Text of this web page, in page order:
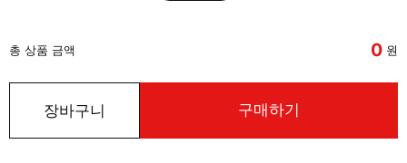
총 상품 금액 0 원
장바구니 구매하기